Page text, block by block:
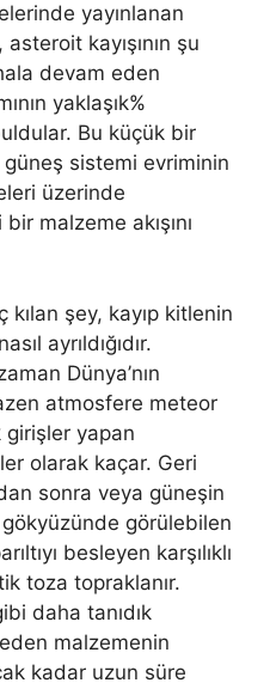
yayınlanan
kayışının şu
devam eden
yaklaşık%
Bu küçük bir
sistemi evriminin
üzerinde
malzeme akışını
şey, kayıp kitlenin
ayrıldığıdır.
Dünya’nın
atmosfere meteor
yapan
olarak kaçar. Geri
sonra veya güneşin
görülebilen
besleyen karşılıklı
toza topraklanır.
daha tanıdık
malzemenin
kadar uzun süre